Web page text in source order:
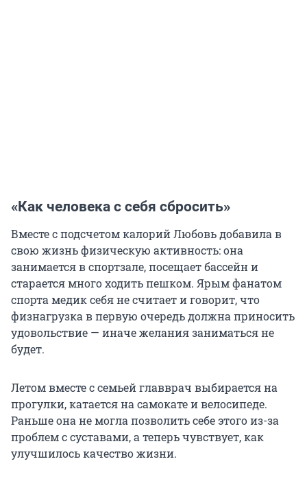
«Как человека с себя сбросить»
Вместе с подсчетом калорий Любовь добавила в
свою жизнь физическую активность: она
занимается в спортзале, посещает бассейн и
старается много ходить пешком. Ярым фанатом
спорта медик себя не считает и говорит, что
физнагрузка в первую очередь должна приносить
удовольствие — иначе желания заниматься не
будет.
Летом вместе с семьей главврач выбирается на
прогулки, катается на самокате и велосипеде.
Раньше она не могла позволить себе этого из-за
проблем с суставами, а теперь чувствует, как
улучшилось качество жизни.